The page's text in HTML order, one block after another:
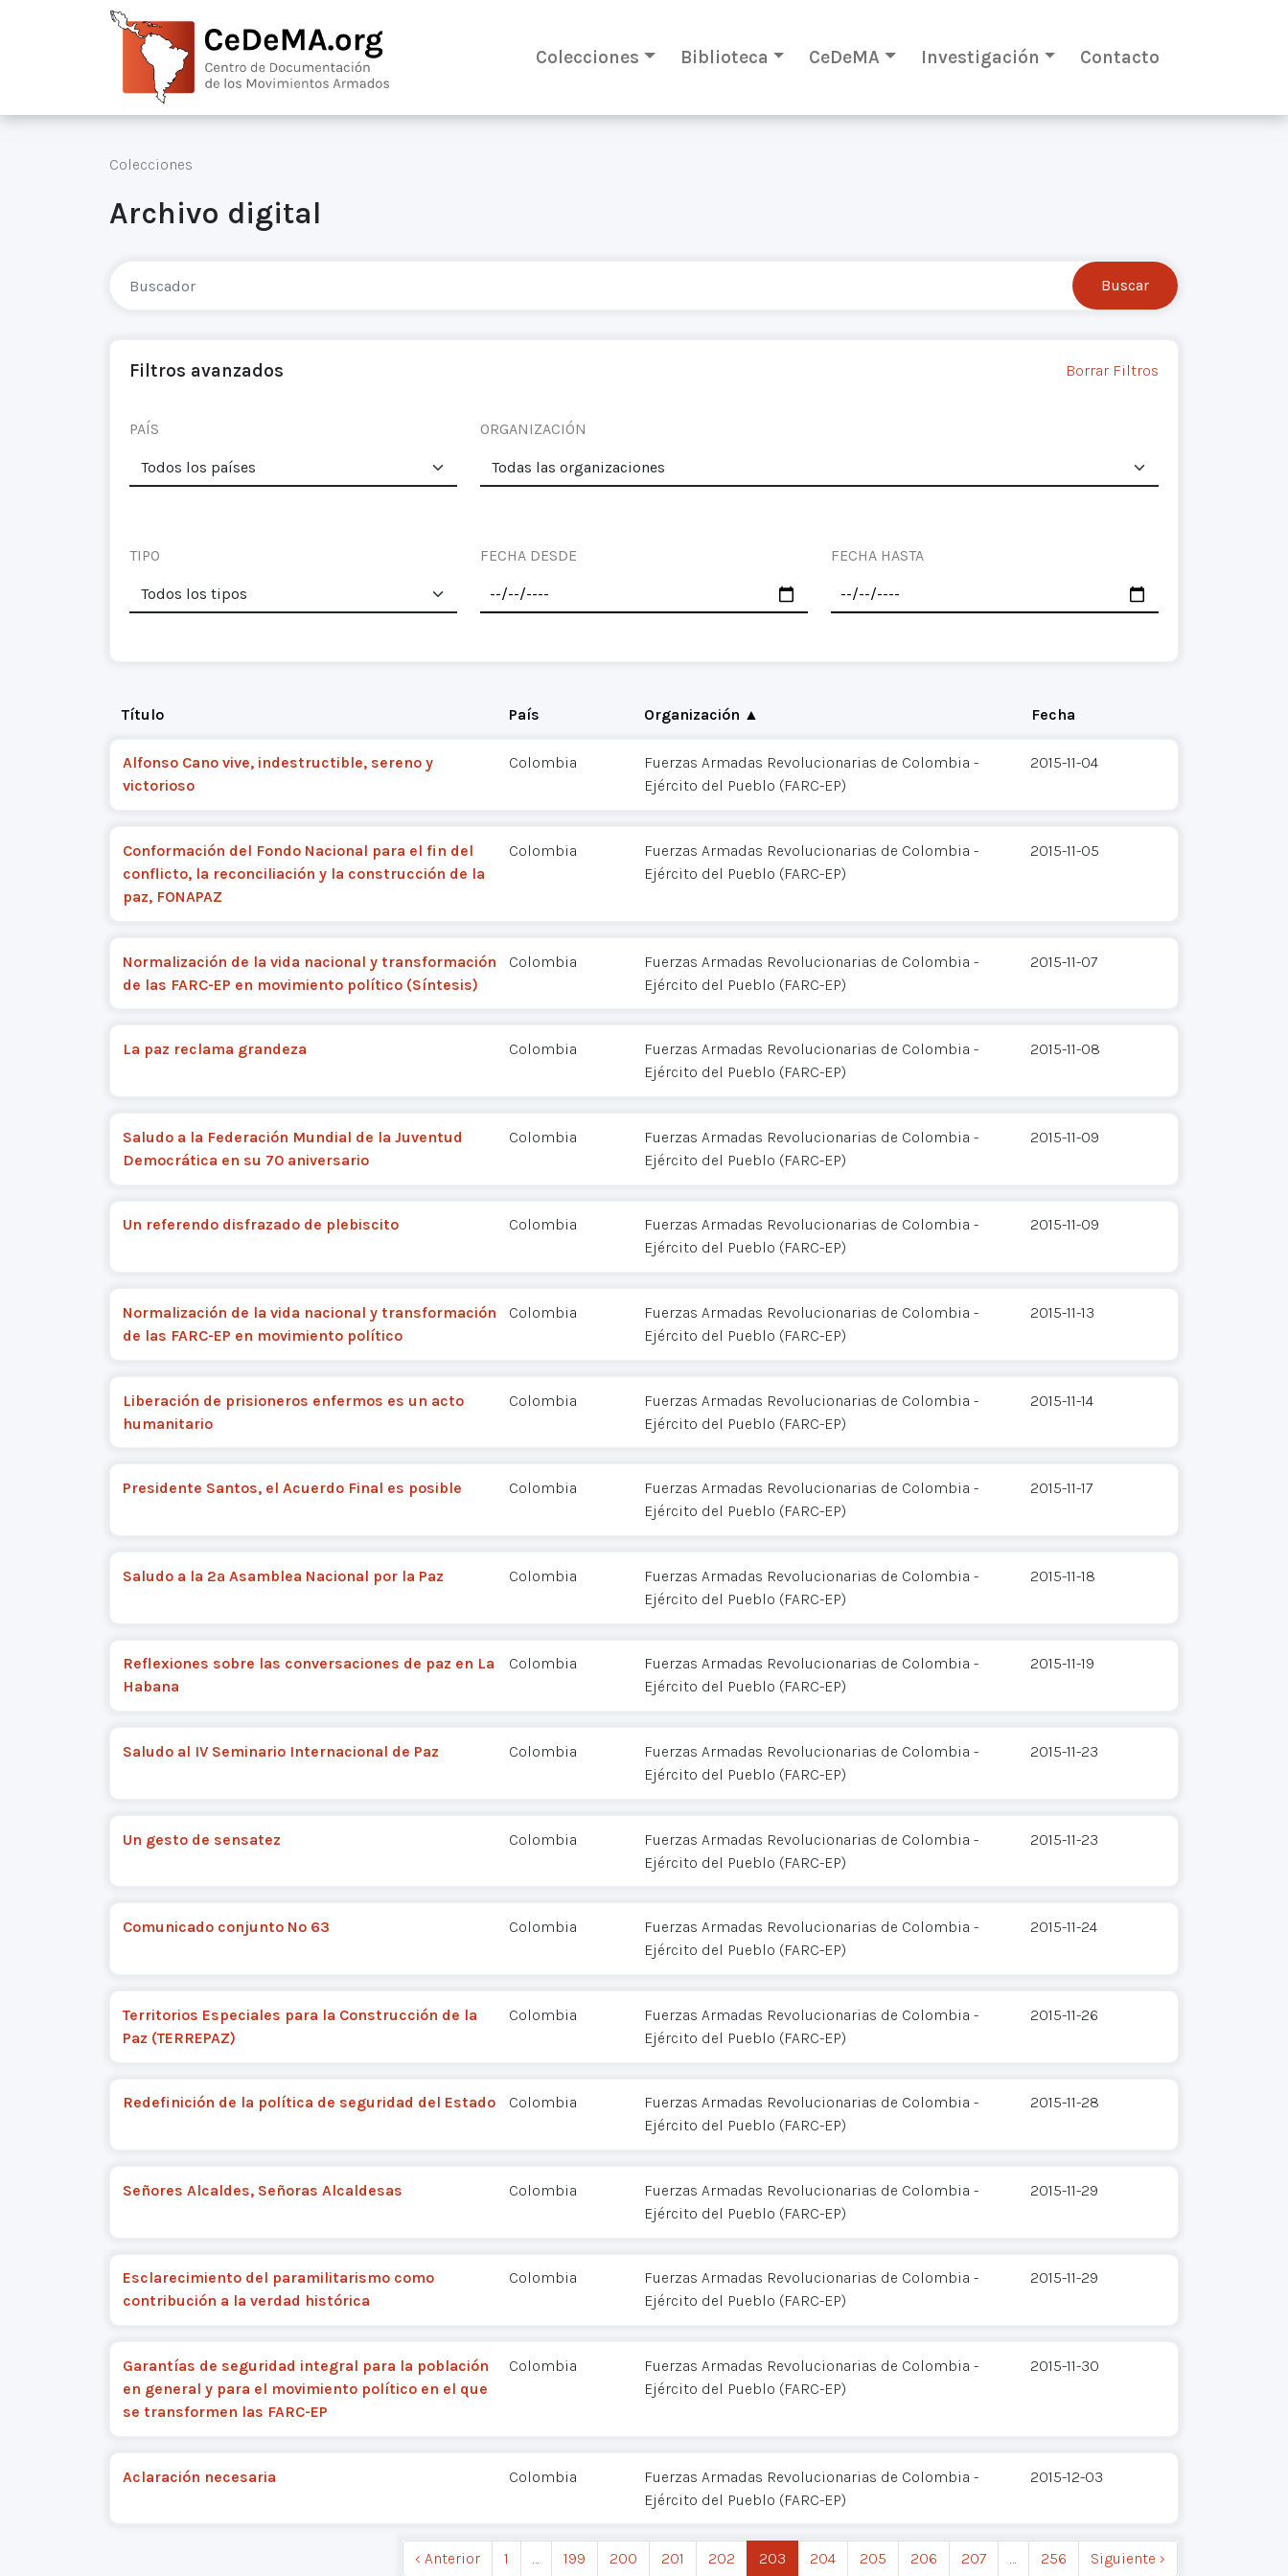
Colecciones Biblioteca CeDeMA Investigación Contacto
Colecciones
Archivo digital
Filtros avanzados Borrar Filtros
PAÍS ORGANIZACIÓN
TIPO FECHA DESDE FECHA HASTA
Título País Organización ▲ Fecha
Alfonso Cano vive, indestructible, sereno y
victorioso
Colombia
Fuerzas Armadas Revolucionarias de Colombia -
Ejército del Pueblo (FARC-EP)
2015-11-04
Conformación del Fondo Nacional para el fin del
conflicto, la reconciliación y la construcción de la
paz, FONAPAZ
Colombia
Fuerzas Armadas Revolucionarias de Colombia -
Ejército del Pueblo (FARC-EP)
2015-11-05
Normalización de la vida nacional y transformación
de las FARC-EP en movimiento político (Síntesis)
Colombia
Fuerzas Armadas Revolucionarias de Colombia -
Ejército del Pueblo (FARC-EP)
2015-11-07
La paz reclama grandeza Colombia
Fuerzas Armadas Revolucionarias de Colombia -
Ejército del Pueblo (FARC-EP)
2015-11-08
Saludo a la Federación Mundial de la Juventud
Democrática en su 70 aniversario
Colombia
Fuerzas Armadas Revolucionarias de Colombia -
Ejército del Pueblo (FARC-EP)
2015-11-09
Un referendo disfrazado de plebiscito Colombia
Fuerzas Armadas Revolucionarias de Colombia -
Ejército del Pueblo (FARC-EP)
2015-11-09
Normalización de la vida nacional y transformación
de las FARC-EP en movimiento político
Colombia
Fuerzas Armadas Revolucionarias de Colombia -
Ejército del Pueblo (FARC-EP)
2015-11-13
Liberación de prisioneros enfermos es un acto
humanitario
Colombia
Fuerzas Armadas Revolucionarias de Colombia -
Ejército del Pueblo (FARC-EP)
2015-11-14
Presidente Santos, el Acuerdo Final es posible Colombia
Fuerzas Armadas Revolucionarias de Colombia -
Ejército del Pueblo (FARC-EP)
2015-11-17
Saludo a la 2ª Asamblea Nacional por la Paz Colombia
Fuerzas Armadas Revolucionarias de Colombia -
Ejército del Pueblo (FARC-EP)
2015-11-18
Reflexiones sobre las conversaciones de paz en La
Habana
Colombia
Fuerzas Armadas Revolucionarias de Colombia -
Ejército del Pueblo (FARC-EP)
2015-11-19
Saludo al IV Seminario Internacional de Paz Colombia
Fuerzas Armadas Revolucionarias de Colombia -
Ejército del Pueblo (FARC-EP)
2015-11-23
Un gesto de sensatez Colombia
Fuerzas Armadas Revolucionarias de Colombia -
Ejército del Pueblo (FARC-EP)
2015-11-23
Comunicado conjunto Nº 63 Colombia
Fuerzas Armadas Revolucionarias de Colombia -
Ejército del Pueblo (FARC-EP)
2015-11-24
Territorios Especiales para la Construcción de la
Paz (TERREPAZ)
Colombia
Fuerzas Armadas Revolucionarias de Colombia -
Ejército del Pueblo (FARC-EP)
2015-11-26
Redefinición de la política de seguridad del Estado Colombia
Fuerzas Armadas Revolucionarias de Colombia -
Ejército del Pueblo (FARC-EP)
2015-11-28
Señores Alcaldes, Señoras Alcaldesas Colombia
Fuerzas Armadas Revolucionarias de Colombia -
Ejército del Pueblo (FARC-EP)
2015-11-29
Esclarecimiento del paramilitarismo como
contribución a la verdad histórica
Colombia
Fuerzas Armadas Revolucionarias de Colombia -
Ejército del Pueblo (FARC-EP)
2015-11-29
Garantías de seguridad integral para la población
en general y para el movimiento político en el que
se transformen las FARC-EP
Colombia
Fuerzas Armadas Revolucionarias de Colombia -
Ejército del Pueblo (FARC-EP)
2015-11-30
Aclaración necesaria Colombia
Fuerzas Armadas Revolucionarias de Colombia -
Ejército del Pueblo (FARC-EP)
2015-12-03
‹ Anterior 1 … 199 200 201 202 203 204 205 206 207 … 256 Siguiente ›